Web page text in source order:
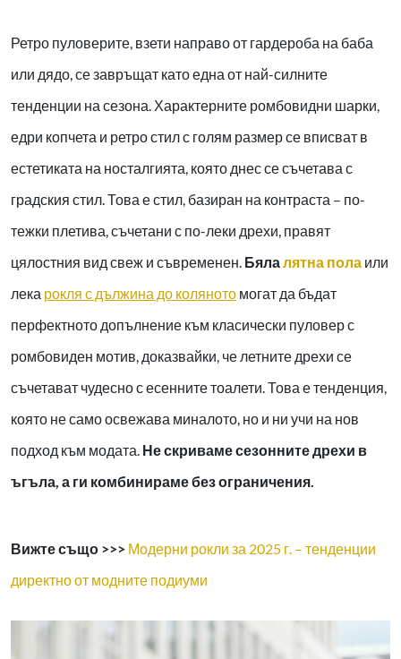
Ретро пуловерите, взети направо от гардероба на баба
или дядо, се завръщат като една от най-силните
тенденции на сезона. Характерните ромбовидни шарки,
едри копчета и ретро стил с голям размер се вписват в
естетиката на носталгията, която днес се съчетава с
градския стил. Това е стил, базиран на контраста – по-
тежки плетива, съчетани с по-леки дрехи, правят
цялостния вид свеж и съвременен. Бялалятна пола или
лека рокля с дължина до коляното могат да бъдат
перфектното допълнение към класически пуловер с
ромбовиден мотив, доказвайки, че летните дрехи се
съчетават чудесно с есенните тоалети. Това е тенденция,
която не само освежава миналото, но и ни учи на нов
подход към модата. Не скриваме сезонните дрехи в
ъгъла, а ги комбинираме без ограничения.
Вижте също >>> Модерни рокли за 2025 г. – тенденции
директно от модните подиуми